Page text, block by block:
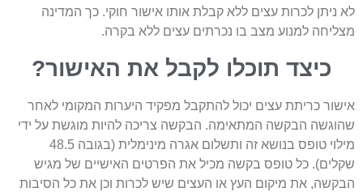
ניתן לכרות עצים ללא קבלת אותו אישור חוקי. כך המדינה
למנוע מצב בו נכרתים עצים ללא בקרה.
כיצד תוכלו לקבל את האישור?
כריתת עצים יכול להתקבל מפקיד היערות המקומי לאחר
הבקשה המתאימה. הבקשה צריכה להיות מוגשת על ידי
מילוי טופס בנושא זה ותשלום אגרה מינימלית (בגובה 48.5
כל טופס בקשה מכיל את הפרטים האישיים של מגיש
את מיקום העץ או העצים שיש לכרות וכן את כל הסיבות